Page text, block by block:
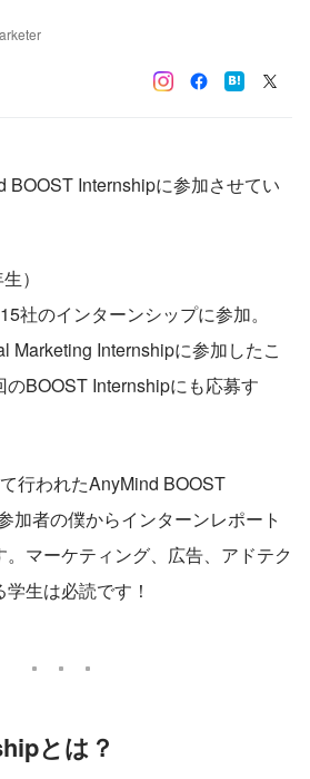
BOOST Internshipに参加させてい
）
社のインターンシップに参加。
Marketing Internshipに参加したこ
のBOOST Internshipにも応募す
行われたAnyMind BOOST
加者の僕からインターンレポート
マーケティング、広告、アドテク
生は必読です！
とは？